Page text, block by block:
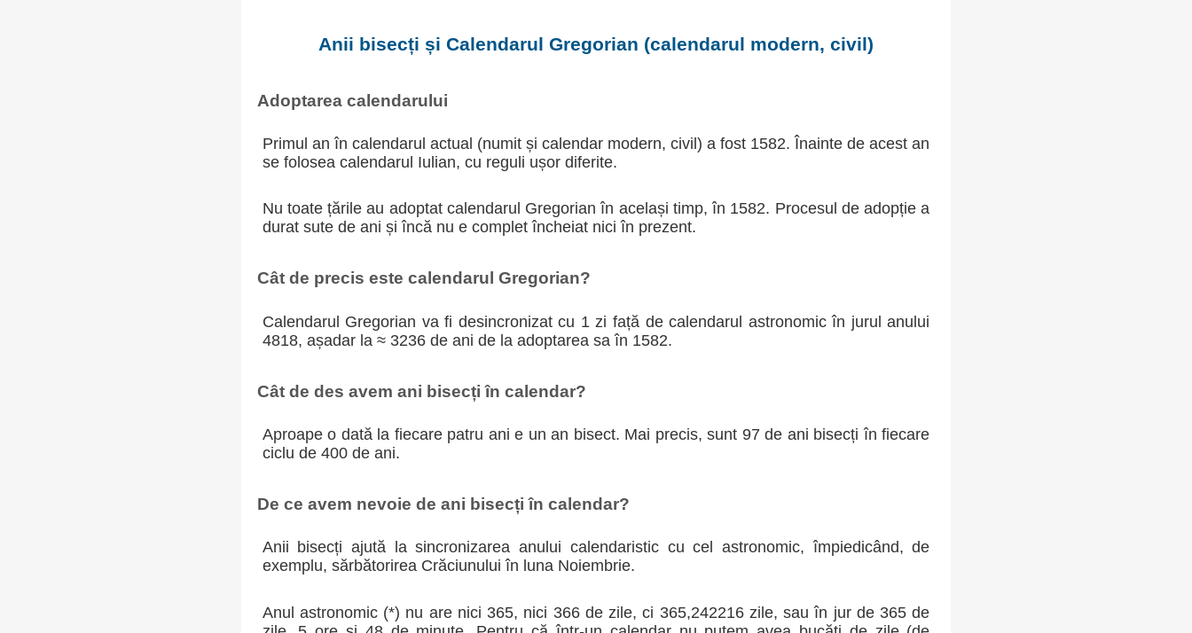
Anii bisecți și Calendarul Gregorian (calendarul modern, civil)
Adoptarea calendarului
Primul an în calendarul actual (numit și calendar modern, civil) a fost 1582. Înainte de acest an
se folosea calendarul Iulian, cu reguli ușor diferite.
Nu toate țările au adoptat calendarul Gregorian în același timp, în 1582. Procesul de adopție a
durat sute de ani și încă nu e complet încheiat nici în prezent.
Cât de precis este calendarul Gregorian?
Calendarul Gregorian va fi desincronizat cu 1 zi față de calendarul astronomic în jurul anului
4818, așadar la ≈ 3236 de ani de la adoptarea sa în 1582.
Cât de des avem ani bisecți în calendar?
Aproape o dată la fiecare patru ani e un an bisect. Mai precis, sunt 97 de ani bisecți în fiecare
ciclu de 400 de ani.
De ce avem nevoie de ani bisecți în calendar?
Anii bisecți ajută la sincronizarea anului calendaristic cu cel astronomic, împiedicând, de
exemplu, sărbătorirea Crăciunului în luna Noiembrie.
Anul astronomic (*) nu are nici 365, nici 366 de zile, ci 365,242216 zile, sau în jur de 365 de